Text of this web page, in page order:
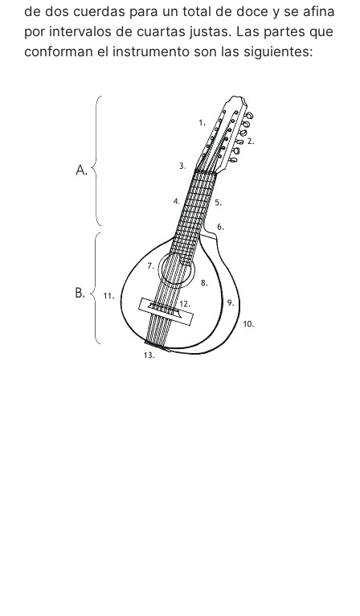
de dos cuerdas para un total de doce y se afina
por intervalos de cuartas justas. Las partes que
conforman el instrumento son las siguientes: